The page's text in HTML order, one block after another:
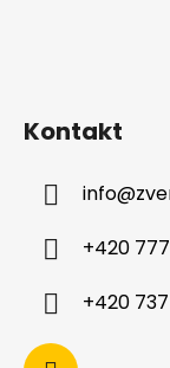
Kontakt
info@
+420
+420